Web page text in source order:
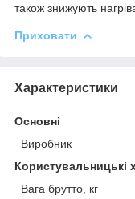
також знижують
Приховати
Характеристики
Основні
Виробник
Користувальницькі
Вага брутто, кг